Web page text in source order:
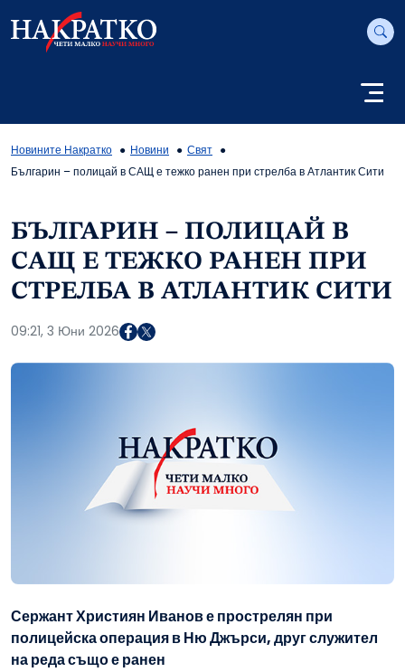
Новините Накратко Новини
Свят
Българин – полицай в САЩ е тежко ранен при стрелба в Атлантик Сити
БЪЛГАРИН – ПОЛИЦАЙ В
САЩ Е ТЕЖКО РАНЕН ПРИ
СТРЕЛБА В АТЛАНТИК СИТИ
09:21, 3 Юни 2026
Сержант Християн Иванов е прострелян при
полицейска операция в Ню Джърси, друг служител
на реда също е ранен